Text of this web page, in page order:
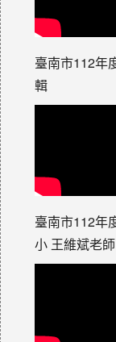
臺南市112年
輯
臺南市112年
小 王維斌老師